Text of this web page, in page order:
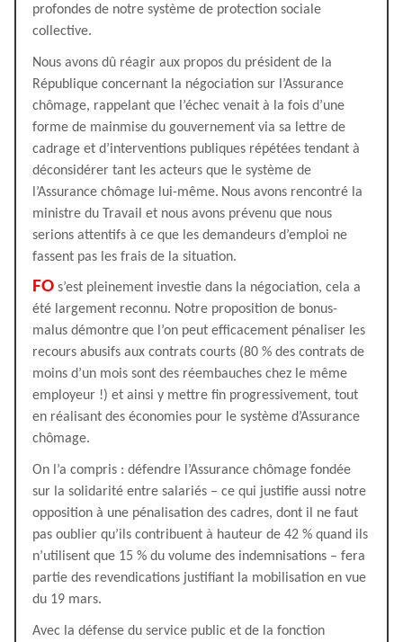
profondes de notre système de protection sociale
collective.
Nous avons dû réagir aux propos du président de la
République concernant la négociation sur l’Assurance
chômage, rappelant que l’échec venait à la fois d’une
forme de mainmise du gouvernement via sa lettre de
cadrage et d’interventions publiques répétées tendant à
déconsidérer tant les acteurs que le système de
l’Assurance chômage lui-même. Nous avons rencontré la
ministre du Travail et nous avons prévenu que nous
serions attentifs à ce que les demandeurs d’emploi ne
fassent pas les frais de la situation.
FO s’est pleinement investie dans la négociation, cela a
été largement reconnu. Notre proposition de bonus-
malus démontre que l’on peut efficacement pénaliser les
recours abusifs aux contrats courts (80 % des contrats de
moins d’un mois sont des réembauches chez le même
employeur !) et ainsi y mettre fin progressivement, tout
en réalisant des économies pour le système d’Assurance
chômage.
On l’a compris : défendre l’Assurance chômage fondée
sur la solidarité entre salariés – ce qui justifie aussi notre
opposition à une pénalisation des cadres, dont il ne faut
pas oublier qu’ils contribuent à hauteur de 42 % quand ils
n’utilisent que 15 % du volume des indemnisations – fera
partie des revendications justifiant la mobilisation en vue
du 19 mars.
Avec la défense du service public et de la fonction